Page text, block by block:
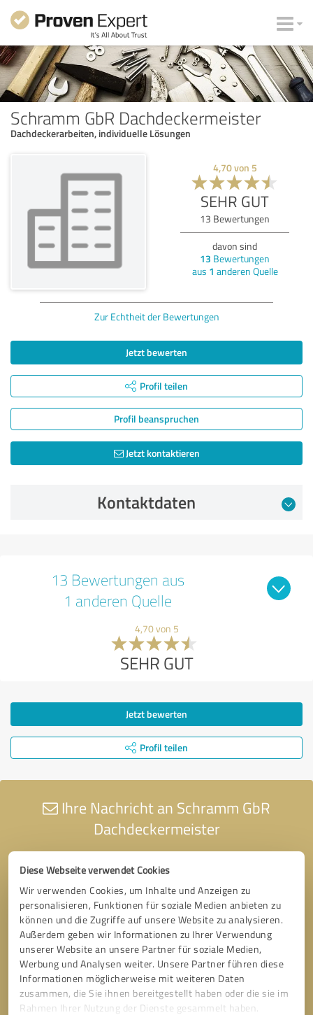
Diese Webseite verwendet Cookies
Wir verwenden Cookies, um Inhalte und Anzeigen zu
personalisieren, Funktionen für soziale Medien anbieten zu
können und die Zugriffe auf unsere Website zu analysieren.
Außerdem geben wir Informationen zu Ihrer Verwendung
unserer Website an unsere Partner für soziale Medien,
Werbung und Analysen weiter. Unsere Partner führen diese
Informationen möglicherweise mit weiteren Daten
zusammen, die Sie ihnen bereitgestellt haben oder die sie im
Rahmen Ihrer Nutzung der Dienste gesammelt haben.
Schramm GbR Dachdeckermeister
Dachdeckerarbeiten, individuelle Lösungen
4,70von 5
SEHR GUT
13 Bewertungen
davon sind
13 Bewertungen
aus 1 anderen Quelle
Zur Echtheit der Bewertungen
Jetzt bewerten
Profil teilen
Profil beanspruchen
Jetzt kontaktieren
Kontaktdaten
13 Bewertungen aus
1 anderen Quelle
4,70 von 5
SEHR GUT
Jetzt bewerten
Profil teilen
Ihre Nachricht an Schramm GbR
Dachdeckermeister